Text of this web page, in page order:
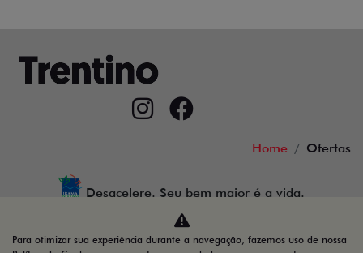
Home Ofertas
Desacelere. Seu bem maior é a vida.
Para otimizar sua experiência durante a navegação, fazemos uso de nossa